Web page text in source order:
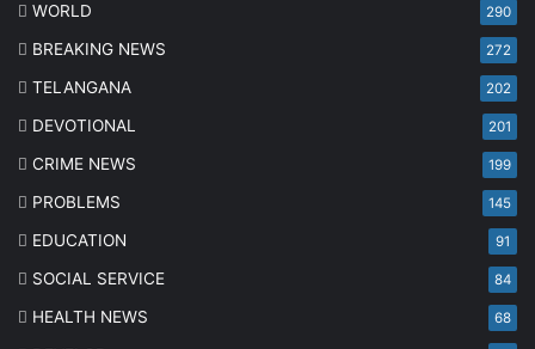
WORLD 290
BREAKING NEWS 272
TELANGANA 202
DEVOTIONAL 201
CRIME NEWS 199
PROBLEMS 145
EDUCATION 91
SOCIAL SERVICE 84
HEALTH NEWS 68